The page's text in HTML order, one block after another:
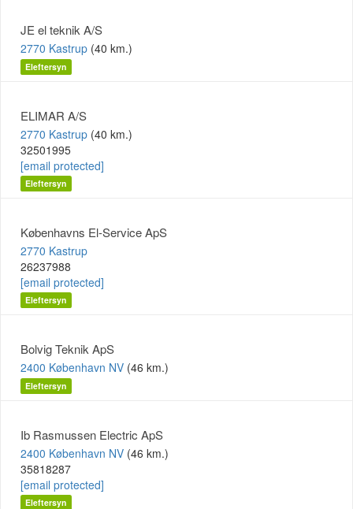
JE el teknik A/S
2770 Kastrup (40 km.)
Eleftersyn
ELIMAR A/S
2770 Kastrup (40 km.)
32501995
[email protected]
Eleftersyn
Københavns El-Service ApS
2770 Kastrup
26237988
[email protected]
Eleftersyn
Bolvig Teknik ApS
2400 København NV (46 km.)
Eleftersyn
Ib Rasmussen Electric ApS
2400 København NV (46 km.)
35818287
[email protected]
Eleftersyn